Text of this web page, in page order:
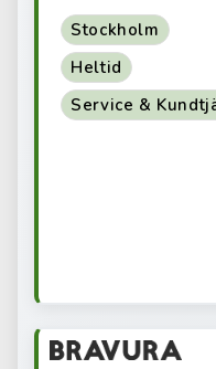
Stockholm
Heltid
Service &